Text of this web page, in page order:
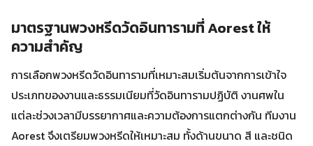
มาตรฐานพวงหรีดวัดอินทารามที่ Aorest ให้
ความสำคัญ
การเลือกพวงหรีดวัดอินทารามที่เหมาะสมเริ่มต้นจากการเข้าใจ
ประเภทของงานและธรรมเนียมที่วัดอินทารามปฏิบัติ งานศพใน
แต่ละช่วงเวลามีบรรยากาศและความต้องการแตกต่างกัน ทีมงาน
Aorest จึงเตรียมพวงหรีดให้เหมาะสม ทั้งด้านขนาด สี และชนิด